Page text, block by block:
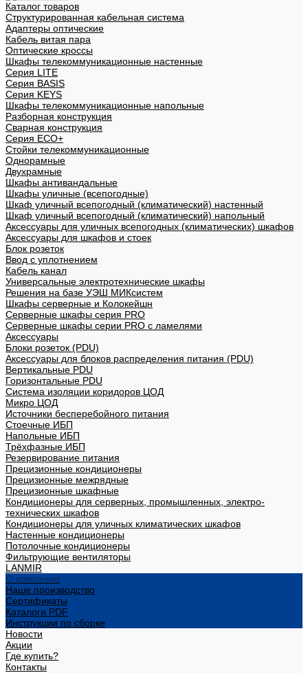
Каталог товаров
Структурированная кабельная система
Адаптеры оптические
Кабель витая пара
Оптические кроссы
Шкафы телекоммуникационные настенные
Cерия LITE
Cерия BASIS
Cерия KEYS
Шкафы телекоммуникационные напольные
Разборная конструкция
Сварная конструкция
Серия ECO+
Стойки телекоммуникационные
Однорамные
Двухрамные
Шкафы антивандальные
Шкафы уличные (всепогодные)
Шкаф уличный всепогодный (климатический) настенный
Шкаф уличный всепогодный (климатический) напольный
Аксессуары для уличных всепогодных (климатических) шкафов
Аксессуары для шкафов и стоек
Блок розеток
Ввод с уплотнением
Кабель канал
Универсальные электротехнические шкафы
Решения на базе УЭШ МИКсистем
Шкафы серверные и Колокейшн
Серверные шкафы серия PRO
Серверные шкафы серии PRO с ламелями
Аксессуары
Блоки розеток (PDU)
Аксессуары для блоков распределения питания (PDU)
Вертикальные PDU
Горизонтальные PDU
Система изоляции коридоров ЦОД
Микро ЦОД
Источники бесперебойного питания
Стоечные ИБП
Напольные ИБП
Трёхфазные ИБП
Резервирование питания
Прецизионные кондиционеры
Прецизионные межрядные
Прецизионные шкафные
Кондиционеры для серверных, промышленных, электро-
технических шкафов
Кондиционеры для уличных климатических шкафов
Настенные кондиционеры
Потолочные кондиционеры
Фильтрующие вентиляторы
LANMIR
О компании
Наше производство
Сертификаты
Каталоги PDF
Инструкции по сборке
Новости
Акции
Где купить?
Контакты